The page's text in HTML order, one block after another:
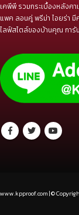
เคพีพี รวมกระเบื้องหลังค
แพค ลอนคู่ พรีม่า ไอยร่า
ไลฟ์สไตล์ของบ้านคุณ กา
www.kpproof.com | ©